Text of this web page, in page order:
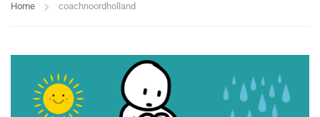
Home coachnoordholland